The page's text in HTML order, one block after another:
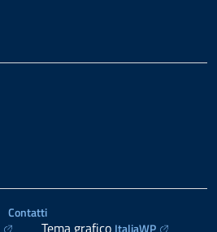
Contatti
Tema grafico ItaliaWP